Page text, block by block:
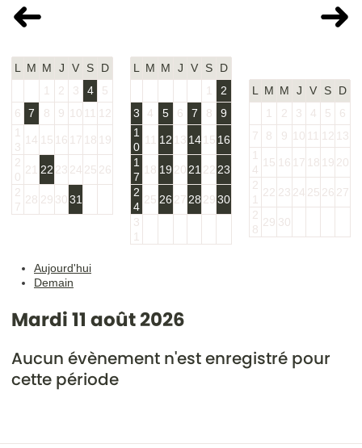
Juillet 2026
L M M J V S
D
1
2 3 4
5
6
7 8 9 10 11 12
1
3
14 15 16 17 18 19
2
0
21 22 23 24 25 26
2
7
28 29 3031
L M M J V S
D
1
2
3
4 5 6 7 8
9
1
0
11 12 13 14 15 16
1
7
18 19 20 21 22 23
2
4
25 26 27 28 2930
3
1
Septembre
L M M J V S
D
1
2 3 4 5
6
7
8 9 10 11 12 13
1
4
15 16 17 18 19 20
2
1
22 23 24 25 26 27
2
8
29 30
Aujourd'hui
Demain
Mardi 11 août 2026
Aucun évènement n'est enregistré pour
cette période